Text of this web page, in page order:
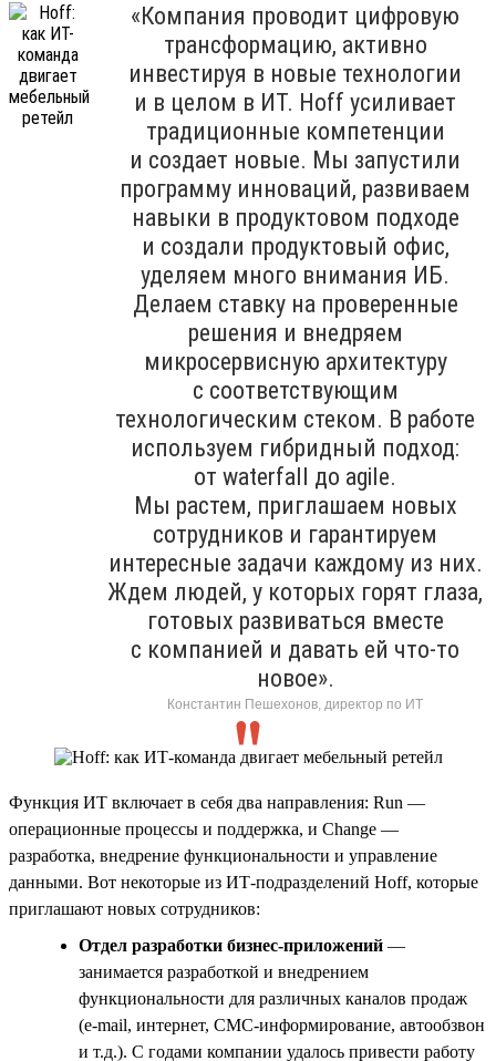
«Компания проводит цифровую
трансформацию, активно
инвестируя в новые технологии
и в целом в ИТ. Hoff усиливает
традиционные компетенции
и создает новые. Мы запустили
программу инноваций, развиваем
навыки в продуктовом подходе
и создали продуктовый офис,
уделяем много внимания ИБ.
Делаем ставку на проверенные
решения и внедряем
микросервисную архитектуру
с соответствующим
технологическим стеком. В работе
используем гибридный подход:
от waterfall до agile.
Мы растем, приглашаем новых
сотрудников и гарантируем
интересные задачи каждому из них.
Ждем людей, у которых горят глаза,
готовых развиваться вместе
с компанией и давать ей что-то
новое».
Константин Пешехонов, директор по ИТ
Функция ИТ включает в себя два направления: Run —
операционные процессы и поддержка, и Change —
разработка, внедрение функциональности и управление
данными. Вот некоторые из ИТ-подразделений Hoff, которые
приглашают новых сотрудников:
Отдел разработки бизнес-приложений —
занимается разработкой и внедрением
функциональности для различных каналов продаж
(e-mail, интернет, СМС-информирование, автообзвон
и т.д.). С годами компании удалось привести работу